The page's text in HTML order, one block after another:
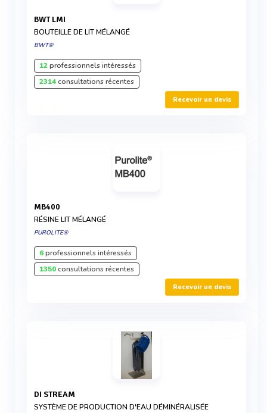
BWT LMI
BOUTEILLE DE LIT MÉLANGÉ
BWT®
12professionnels intéressés
2314consultations récentes
Recevoir un devis
MB400
RÉSINE LIT MÉLANGÉ
PUROLITE®
6professionnels intéressés
1350consultations récentes
Recevoir un devis
DI STREAM
SYSTÈME DE PRODUCTION D'EAU DÉMINÉRALISÉE